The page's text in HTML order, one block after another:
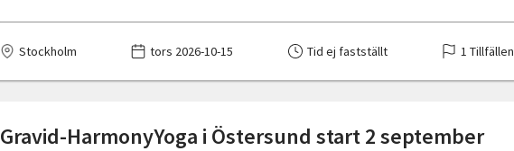
Stockholm tors 2026-10-15 Tid ej fastställt 1 Tillfällen
Gravid-HarmonyYoga i Östersund start 2 september